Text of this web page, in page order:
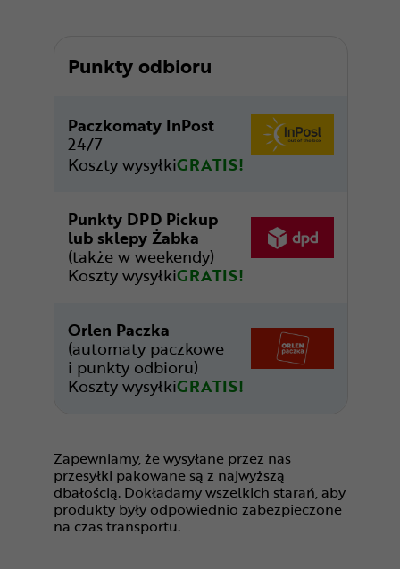
Punkty odbioru
Paczkomaty InPost
24/7
Koszty wysyłkiGRATIS!
Punkty DPD Pickup
lub sklepy Żabka
(także w weekendy)
Koszty wysyłkiGRATIS!
Orlen Paczka
(automaty paczkowe
i punkty odbioru)
Koszty wysyłkiGRATIS!
Zapewniamy, że wysyłane przez nas
przesyłki pakowane są z najwyższą
dbałością. Dokładamy wszelkich starań, aby
produkty były odpowiednio zabezpieczone
na czas transportu.